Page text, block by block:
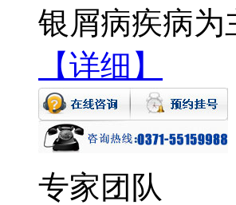
银屑病疾病
【详细】
专家团队